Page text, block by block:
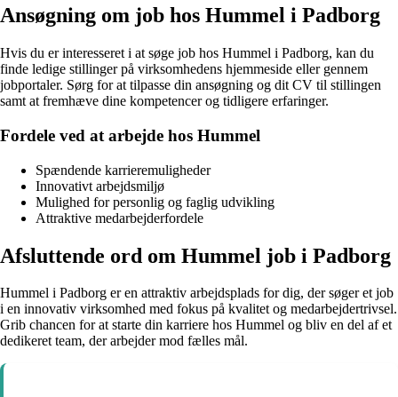
Ansøgning om job hos Hummel i Padborg
Hvis du er interesseret i at søge job hos Hummel i Padborg, kan du
finde ledige stillinger på virksomhedens hjemmeside eller gennem
jobportaler. Sørg for at tilpasse din ansøgning og dit CV til stillingen
samt at fremhæve dine kompetencer og tidligere erfaringer.
Fordele ved at arbejde hos Hummel
Spændende karrieremuligheder
Innovativt arbejdsmiljø
Mulighed for personlig og faglig udvikling
Attraktive medarbejderfordele
Afsluttende ord om Hummel job i Padborg
Hummel i Padborg er en attraktiv arbejdsplads for dig, der søger et job
i en innovativ virksomhed med fokus på kvalitet og medarbejdertrivsel.
Grib chancen for at starte din karriere hos Hummel og bliv en del af et
dedikeret team, der arbejder mod fælles mål.